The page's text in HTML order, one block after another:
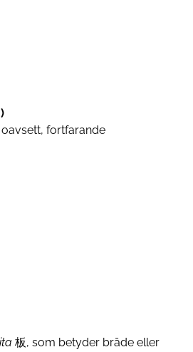
fortfarande
ita 板, som betyder bräde eller